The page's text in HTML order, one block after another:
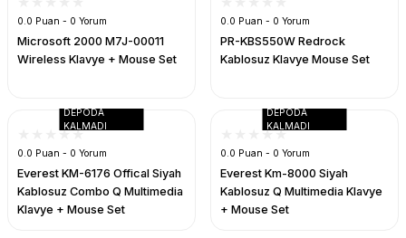
0.0 Puan - 0 Yorum
Microsoft 2000 M7J-00011
Wireless Klavye + Mouse Set
0.0 Puan - 0 Yorum
PR-KBS550W Redrock
Kablosuz Klavye Mouse Set
DEPODA
KALMADI
0.0 Puan - 0 Yorum
Everest KM-6176 Offical Siyah
Kablosuz Combo Q Multimedia
Klavye + Mouse Set
DEPODA
KALMADI
0.0 Puan - 0 Yorum
Everest Km-8000 Siyah
Kablosuz Q Multimedia Klavye
+ Mouse Set